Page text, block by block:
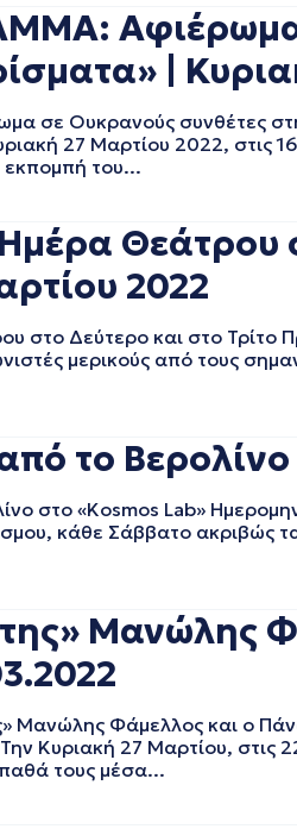
2021
2021
2021
2021
2021
2021
2020
2020
2020
2020
2020
2020
2020
2020
2020
2020
2019
2019
2019
2019
2019
2019
Αφιέρωμα
|
σε Ουκρανούς συνθέτες
27 Μαρτίου 2022, στις
εκπομπή του...
Θεάτρου
2022
στο Δεύτερο και στο Τρίτο
μερικούς από τους
το
στο «Kosmos Lab»
κάθε Σάββατο ακριβώς
Μανώλης
Μανώλης Φάμελλος και ο
Κυριακή 27 Μαρτίου,
τους μέσα...